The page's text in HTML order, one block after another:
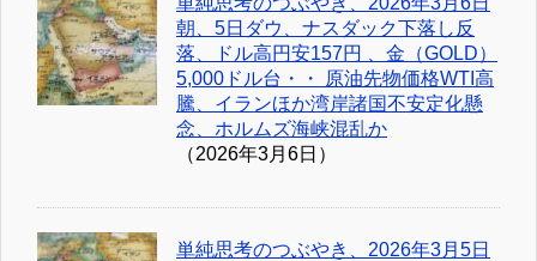
朝、5日ダウ、ナスダック下落し反
落、ドル高円安157円 、金（GOLD）
5,000ドル台・・ 原油先物価格WTI高
騰、イランほか湾岸諸国不安定化懸
念、ホルムズ海峡混乱か
（2026年3月6日）
単純思考のつぶやき、2026年3月5日